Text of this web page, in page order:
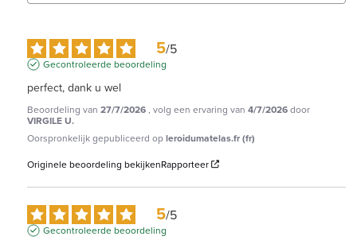
5/5
Gecontroleerde beoordeling
perfect, dank u wel
Beoordeling van 27/7/2026, volg een ervaring van 4/7/2026door
VIRGILE U.
Oorspronkelijk gepubliceerd opleroidumatelas.fr (fr)
Originele beoordeling bekijkenRapporteer
5/5
Gecontroleerde beoordeling